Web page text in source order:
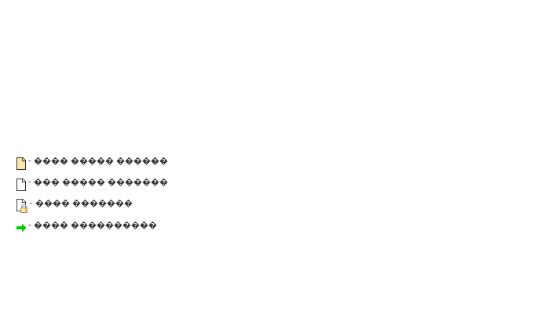
- ���� ����� ������
- ��� ����� �������
- ���� �������
- ���� ����������